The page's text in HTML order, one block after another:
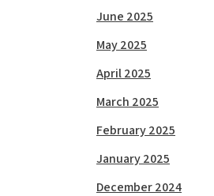
June 2025
May 2025
April 2025
March 2025
February 2025
January 2025
December 2024